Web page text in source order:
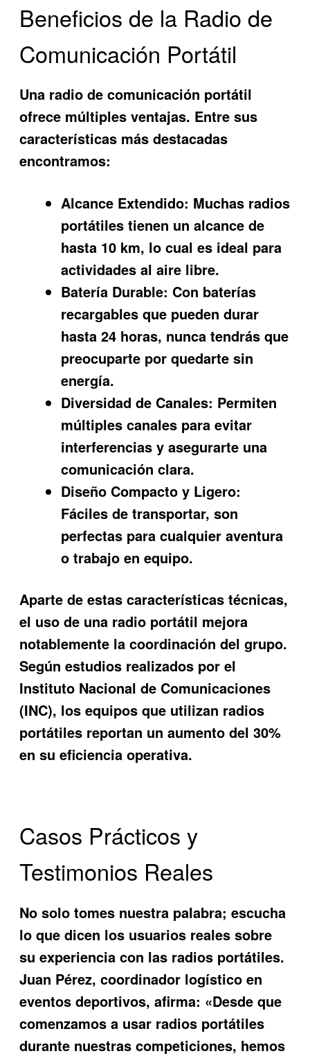
Beneficios de la Radio de
Comunicación Portátil
Una radio de comunicación portátil
ofrece múltiples ventajas. Entre sus
características más destacadas
encontramos:
Alcance Extendido: Muchas radios
portátiles tienen un alcance de
hasta 10 km, lo cual es ideal para
actividades al aire libre.
Batería Durable: Con baterías
recargables que pueden durar
hasta 24 horas, nunca tendrás que
preocuparte por quedarte sin
energía.
Diversidad de Canales: Permiten
múltiples canales para evitar
interferencias y asegurarte una
comunicación clara.
Diseño Compacto y Ligero:
Fáciles de transportar, son
perfectas para cualquier aventura
o trabajo en equipo.
Aparte de estas características técnicas,
el uso de una radio portátil mejora
notablemente la coordinación del grupo.
Según estudios realizados por el
Instituto Nacional de Comunicaciones
(INC), los equipos que utilizan radios
portátiles reportan un aumento del 30%
en su eficiencia operativa.
Casos Prácticos y
Testimonios Reales
No solo tomes nuestra palabra; escucha
lo que dicen los usuarios reales sobre
su experiencia con las radios portátiles.
Juan Pérez, coordinador logístico en
eventos deportivos, afirma: «Desde que
comenzamos a usar radios portátiles
durante nuestras competiciones, hemos